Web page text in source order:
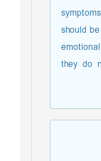
should
they do